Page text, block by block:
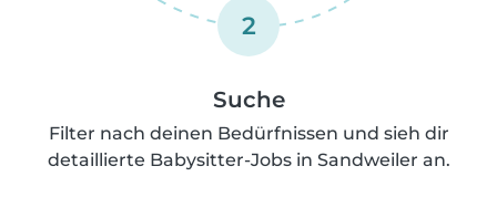
2
Suche
Filter nach deinen Bedürfnissen und sieh dir
detaillierte Babysitter-Jobs in Sandweiler an.